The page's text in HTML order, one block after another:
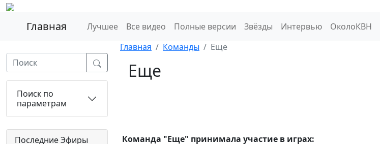
Главная Лучшее Все видео Полные версии Звёзды Интервью ОколоКВН
Поиск по
параметрам
Последние Эфиры
Главная Команды Еще
Еще
Команда "Еще" принимала участие в играх: